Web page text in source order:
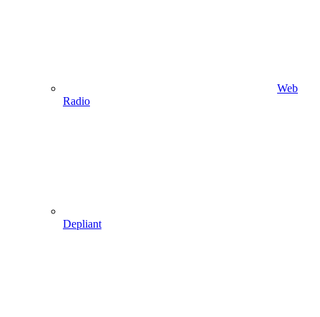
Web
Radio
Depliant